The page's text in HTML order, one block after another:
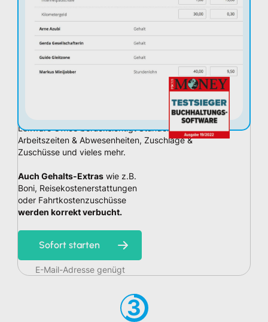
Lexware Office berücksichtigt Stundenlohn,
Arbeitszeiten & Abwesenheiten, Zuschläge &
Zuschüsse und vieles mehr.
Auch Gehalts-Extras wie z.B.
Boni, Reisekostenerstattungen
oder Fahrtkostenzuschüsse
werden korrekt verbucht.
Sofort starten
E-Mail-Adresse genügt
3